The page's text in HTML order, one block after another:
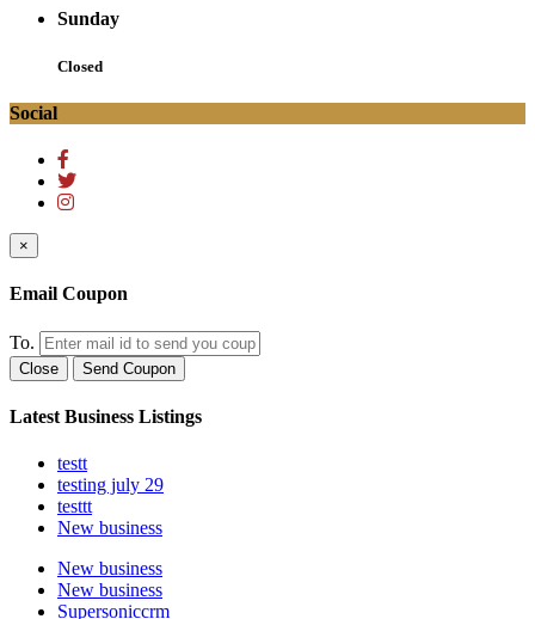
Sunday
Closed
Social
×
Email Coupon
To.
Close Send Coupon
Latest Business Listings
testt
testing july 29
testtt
New business
New business
New business
Supersoniccrm